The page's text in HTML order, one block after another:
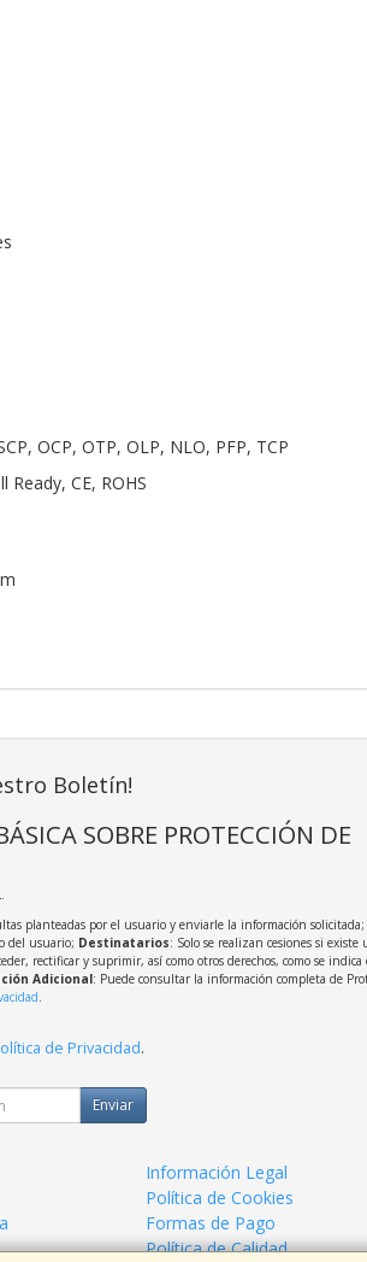
OCP, OTP, OLP, NLO, PFP, TCP
Ready, CE, ROHS
Boletín!
SOBRE PROTECCIÓN DE
planteadas por el usuario y enviarle la información solicitada;
del usuario; Destinatarios: Solo se realizan cesiones si existe
rectificar y suprimir, así como otros derechos, como se indica
Adicional: Puede consultar la información completa de
.
de Privacidad.
Enviar
Información Legal
Política de Cookies
Formas de Pago
Política de Calidad